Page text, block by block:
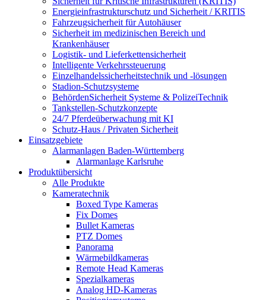
Energieinfrastrukturschutz und Sicherheit / KRITIS
Fahrzeugsicherheit für Autohäuser
Sicherheit im medizinischen Bereich und
Krankenhäuser
Logistik- und Lieferkettensicherheit
Intelligente Verkehrssteuerung
Einzelhandelssicherheitstechnik und -lösungen
Stadion-Schutzsysteme
BehördenSicherheit Systeme & PolizeiTechnik
Tankstellen-Schutzkonzepte​
24/7 Pferdeüberwachung mit KI
Schutz-Haus / Privaten Sicherheit
Einsatzgebiete
Alarmanlagen Baden-Württemberg
Alarmanlage Karlsruhe
Produktübersicht
Alle Produkte
Kameratechnik
Boxed Type Kameras
Fix Domes
Bullet Kameras
PTZ Domes
Panorama
Wärmebildkameras
Remote Head Kameras
Spezialkameras
Analog HD-Kameras